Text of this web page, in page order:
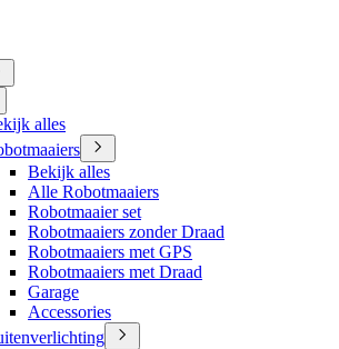
alles
Bekijk alles
Alle Robotmaaiers
Robotmaaier set
Robotmaaiers zonder Draad
Robotmaaiers met GPS
Robotmaaiers met Draad
Garage
Accessories